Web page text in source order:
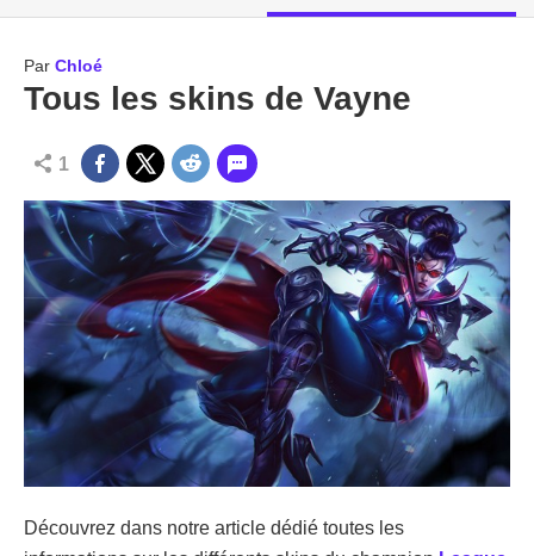
Par Chloé
Tous les skins de Vayne
1
Découvrez dans notre article dédié toutes les